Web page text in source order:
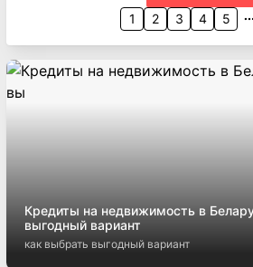
1
2 3 4 5
Кредиты на недвижимость в
выгодный вариант
как выбрать выгодный вариант